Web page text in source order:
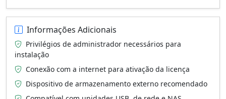
Informações Adicionais
Privilégios de administrador necessários para
instalação
Conexão com a internet para ativação da licença
Dispositivo de armazenamento externo recomendado